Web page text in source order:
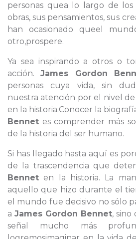
personas quea lo largo de los
obras, sus pensamientos, sus
han ocasionado queel
otro,prospere.
Ya sea inspirando a otros o
acción.James Gordon
personas cuya vida, sin
nuestra atención por el nivel
en la historia.Conocer la
Bennet es comprender más
de la historia del ser humano.
Si has llegado hasta aquí es
de la trascendencia que
Bennet en la historia. La
aquello que hizo durante el
el mundo fue decisivo no sólo
a James Gordon Bennet, sino
señal mucho más